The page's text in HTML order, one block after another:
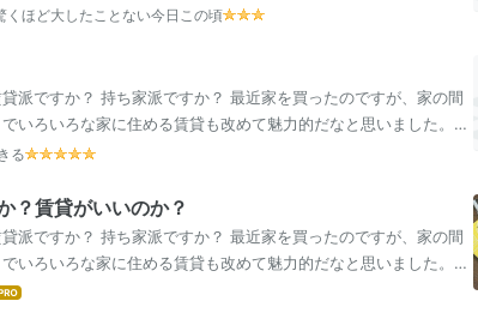
」 どうも。お得オタク男…
くほど大したことない今日この頃
派ですか？ 持ち家派ですか？ 最近家を買ったのですが、家の間
いろいろな家に住める賃貸も改めて魅力的だなと思いました。皆
」 私は、賃貸も持ち家（…
る
？賃貸がいいのか？
派ですか？ 持ち家派ですか？ 最近家を買ったのですが、家の間
いろいろな家に住める賃貸も改めて魅力的だなと思いました。皆
」 このお題、結婚したき…
て